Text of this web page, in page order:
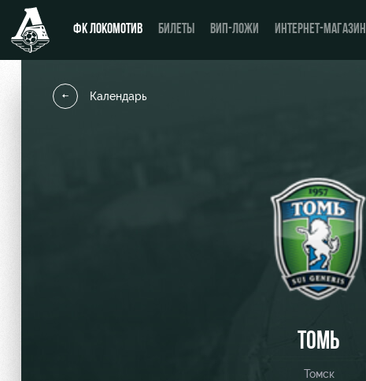
ФК ЛОКОМОТИВ БИЛЕТЫ ВИП-ЛОЖИ ИНТЕРНЕТ-МАГАЗИН
Купить билет
ВИП-ЛОЖИ
ВИП-ЗОНЫ
СЕМЕЙНЫЙ СЕКТОР
Места для МГН
Календарь
ТОМЬ
Томск